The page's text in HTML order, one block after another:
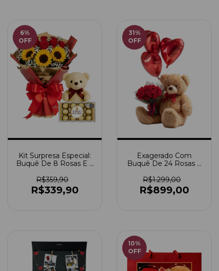
6%
OFF
Kit Surpresa Especial:
Buquê De 8 Rosas E 3
Rocher 12 Unidades +
Ursinho
R$359,90
R$339,90
31%
OFF
Exagerado Com
Buquê De 24 Rosas E
R$1.299,00
R$899,00
10%
OFF